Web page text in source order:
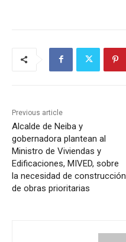
Previous article
Alcalde de Neiba y
gobernadora plantean al
Ministro de Viviendas y
Edificaciones, MIVED, sobre
la necesidad de construcción
de obras prioritarias